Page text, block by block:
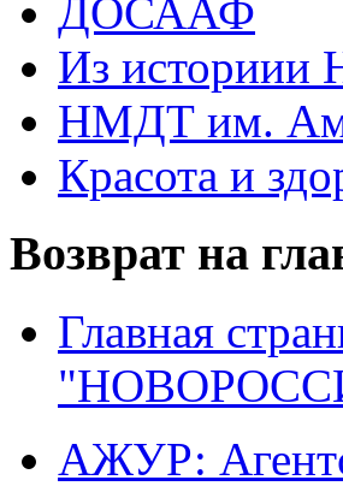
ДОСААФ
Из историии
НМДТ им.
Красота и
Возврат на
Главная
АЖУР: